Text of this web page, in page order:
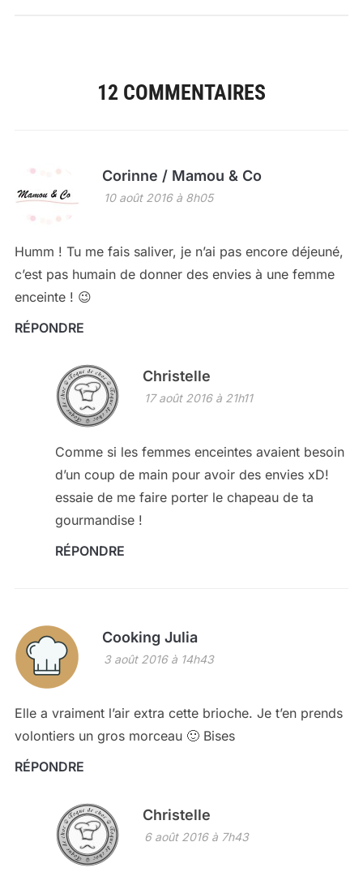
12 COMMENTAIRES
Corinne / Mamou & Co
10 août 2016 à 8h05
Humm ! Tu me fais saliver, je n’ai pas encore déjeuné,
c’est pas humain de donner des envies à une femme
enceinte ! 😉
RÉPONDRE
Christelle
17 août 2016 à 21h11
Comme si les femmes enceintes avaient besoin
d’un coup de main pour avoir des envies xD!
essaie de me faire porter le chapeau de ta
gourmandise !
RÉPONDRE
Cooking Julia
3 août 2016 à 14h43
Elle a vraiment l’air extra cette brioche. Je t’en prends
volontiers un gros morceau 🙂 Bises
RÉPONDRE
Christelle
6 août 2016 à 7h43